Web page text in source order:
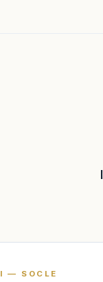
I — SOCLE